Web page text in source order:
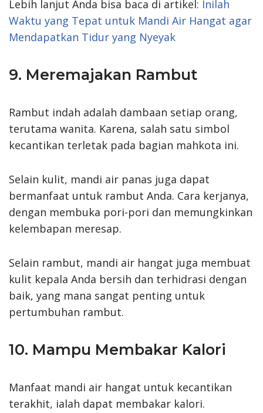
Lebih lanjut Anda bisa baca di artikel: Inilah
Waktu yang Tepat untuk Mandi Air Hangat agar
Mendapatkan Tidur yang Nyeyak
9. Meremajakan Rambut
Rambut indah adalah dambaan setiap orang,
terutama wanita. Karena, salah satu simbol
kecantikan terletak pada bagian mahkota ini.
Selain kulit, mandi air panas juga dapat
bermanfaat untuk rambut Anda. Cara kerjanya,
dengan membuka pori-pori dan memungkinkan
kelembapan meresap.
Selain rambut, mandi air hangat juga membuat
kulit kepala Anda bersih dan terhidrasi dengan
baik, yang mana sangat penting untuk
pertumbuhan rambut.
10. Mampu Membakar Kalori
Manfaat mandi air hangat untuk kecantikan
terakhit, ialah dapat membakar kalori.